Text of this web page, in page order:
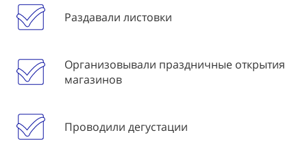
Раздавали листовки
Организовывали праздничные открытия
магазинов
Проводили дегустации